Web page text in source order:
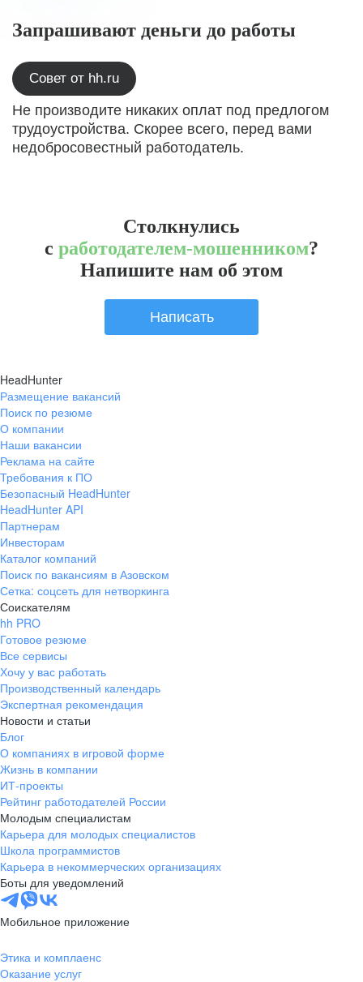
Запрашивают деньги до работы
Совет от hh.ru
Не производите никаких оплат под предлогом
трудоустройства. Скорее всего, перед вами
недобросовестный работодатель.
Столкнулись
с работодателем-мошенником?
Напишите нам об этом
Написать
HeadHunter
Размещение вакансий
Поиск по резюме
О компании
Наши вакансии
Реклама на сайте
Требования к ПО
Безопасный HeadHunter
HeadHunter API
Партнерам
Инвесторам
Каталог компаний
Поиск по вакансиям в Азовском
Сетка: соцсеть для нетворкинга
Соискателям
hh PRO
Готовое резюме
Все сервисы
Хочу у вас работать
Производственный календарь
Экспертная рекомендация
Новости и статьи
Блог
О компаниях в игровой форме
Жизнь в компании
ИТ-проекты
Рейтинг работодателей России
Молодым специалистам
Карьера для молодых специалистов
Школа программистов
Карьера в некоммерческих организациях
Боты для уведомлений
Мобильное приложение
Этика и комплаенс
Оказание услуг